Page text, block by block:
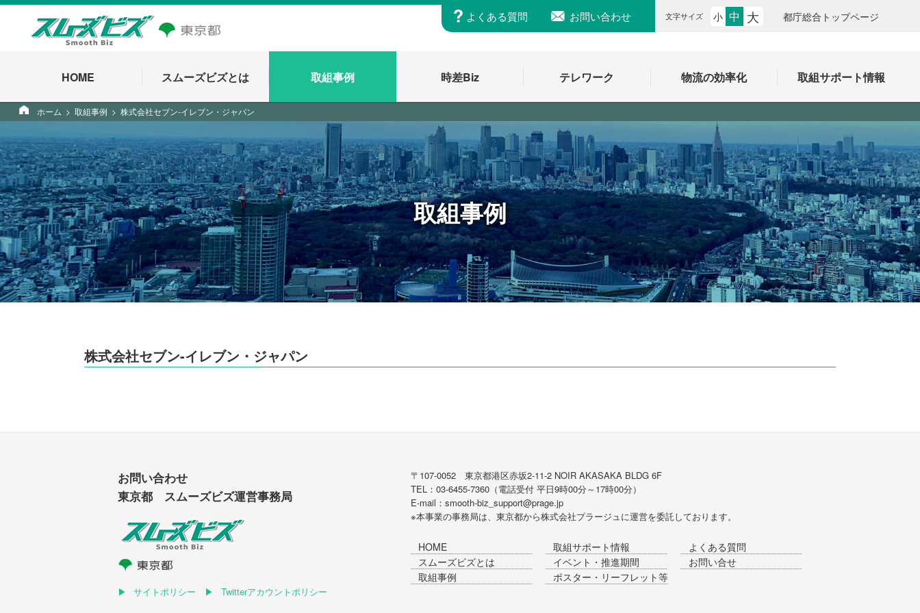
よくある質問 お問い合わせ 文字サイズ 小 中 大 都庁総合トップページ
HOME スムーズビズとは 取組事例 時差Biz テレワーク 物流の効率化 取組サポート情報
ホーム 取組事例 株式会社セブン-イレブン・ジャパン
取組事例
株式会社セブン-イレブン・ジャパン
お問い合わせ
東京都 スムーズビズ運営事務局
サイトポリシー Twitterアカウントポリシー
〒107-0052 東京都港区赤坂2-11-2 NOIR AKASAKA BLDG 6F
TEL：03-6455-7360（電話受付 平日9時00分～17時00分）
E-mail：smooth-biz_support@prage.jp
※本事業の事務局は、東京都から株式会社プラージュに運営を委託しております。
HOME
スムーズビズとは
取組事例
取組サポート情報
イベント・推進期間
ポスター・リーフレット等
よくある質問
お問い合せ